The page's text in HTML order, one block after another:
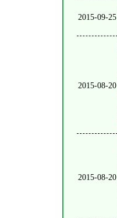
2015-09-25
2015-08-20
2015-08-20